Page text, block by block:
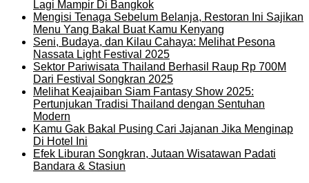
Lagi Mampir Di Bangkok
Mengisi Tenaga Sebelum Belanja, Restoran Ini Sajikan
Menu Yang Bakal Buat Kamu Kenyang
Seni, Budaya, dan Kilau Cahaya: Melihat Pesona
Nassata Light Festival 2025
Sektor Pariwisata Thailand Berhasil Raup Rp 700M
Dari Festival Songkran 2025
Melihat Keajaiban Siam Fantasy Show 2025:
Pertunjukan Tradisi Thailand dengan Sentuhan
Modern
Kamu Gak Bakal Pusing Cari Jajanan Jika Menginap
Di Hotel Ini
Efek Liburan Songkran, Jutaan Wisatawan Padati
Bandara & Stasiun